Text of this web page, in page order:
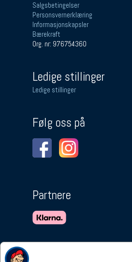
Salgsbetingelser
Personsvernerklæring
Informasjonskapsler
Bærekraft
Org. nr: 976754360
Ledige stillinger
Ledige stillinger
Følg oss på
Partnere